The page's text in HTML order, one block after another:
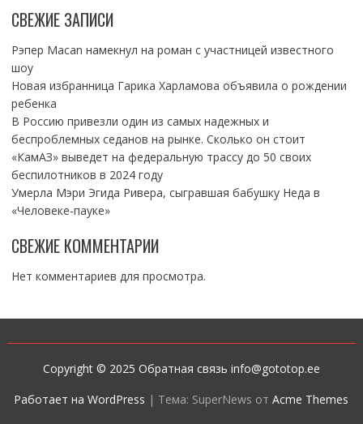
СВЕЖИЕ ЗАПИСИ
Рэпер Macan намекнул на роман с участницей известного
шоу
Новая избранница Гарика Харламова объявила о рождении
ребенка
В Россию привезли один из самых надежных и
беспроблемных седанов на рынке. Сколько он стоит
«КамАЗ» выведет на федеральную трассу до 50 своих
беспилотников в 2024 году
Умерла Мэри Эгида Ривера, сыгравшая бабушку Неда в
«Человеке-пауке»
СВЕЖИЕ КОММЕНТАРИИ
Нет комментариев для просмотра.
Copyright © 2025 Обратная связь info@gototop.ee
Работает на WordPress | Тема: SuperNews отAcme Themes